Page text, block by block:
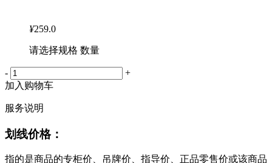
¥259.0
请选择规格 数量
-
+
加入购物车
服务说明
划线价格：
指的是商品的专柜价、吊牌价、指导价、正品零售价或该商品